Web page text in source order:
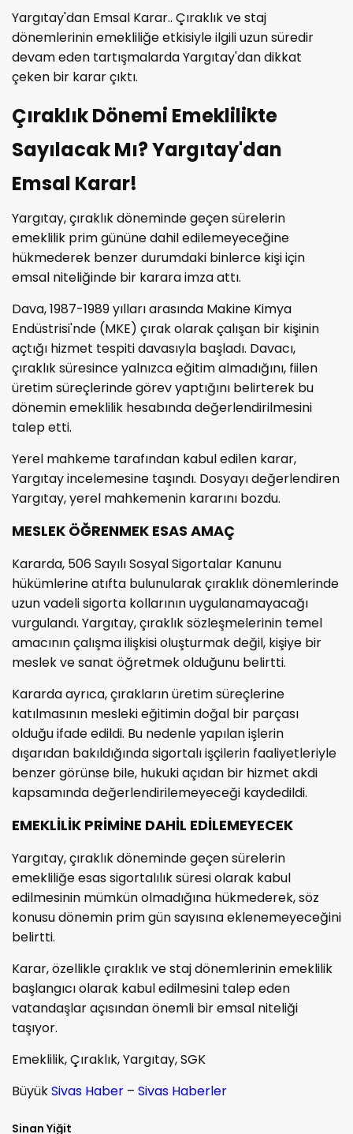
Yargıtay'dan Emsal Karar.. Çıraklık ve staj
dönemlerinin emekliliğe etkisiyle ilgili uzun süredir
devam eden tartışmalarda Yargıtay'dan dikkat
çeken bir karar çıktı.
Çıraklık Dönemi Emeklilikte
Sayılacak Mı? Yargıtay'dan
Emsal Karar!
Yargıtay, çıraklık döneminde geçen sürelerin
emeklilik prim gününe dahil edilemeyeceğine
hükmederek benzer durumdaki binlerce kişi için
emsal niteliğinde bir karara imza attı.
Dava, 1987-1989 yılları arasında Makine Kimya
Endüstrisi'nde (MKE) çırak olarak çalışan bir kişinin
açtığı hizmet tespiti davasıyla başladı. Davacı,
çıraklık süresince yalnızca eğitim almadığını, fiilen
üretim süreçlerinde görev yaptığını belirterek bu
dönemin emeklilik hesabında değerlendirilmesini
talep etti.
Yerel mahkeme tarafından kabul edilen karar,
Yargıtay incelemesine taşındı. Dosyayı değerlendiren
Yargıtay, yerel mahkemenin kararını bozdu.
MESLEK ÖĞRENMEK ESAS AMAÇ
Kararda, 506 Sayılı Sosyal Sigortalar Kanunu
hükümlerine atıfta bulunularak çıraklık dönemlerinde
uzun vadeli sigorta kollarının uygulanamayacağı
vurgulandı. Yargıtay, çıraklık sözleşmelerinin temel
amacının çalışma ilişkisi oluşturmak değil, kişiye bir
meslek ve sanat öğretmek olduğunu belirtti.
Kararda ayrıca, çırakların üretim süreçlerine
katılmasının mesleki eğitimin doğal bir parçası
olduğu ifade edildi. Bu nedenle yapılan işlerin
dışarıdan bakıldığında sigortalı işçilerin faaliyetleriyle
benzer görünse bile, hukuki açıdan bir hizmet akdi
kapsamında değerlendirilemeyeceği kaydedildi.
EMEKLİLİK PRİMİNE DAHİL EDİLEMEYECEK
Yargıtay, çıraklık döneminde geçen sürelerin
emekliliğe esas sigortalılık süresi olarak kabul
edilmesinin mümkün olmadığına hükmederek, söz
konusu dönemin prim gün sayısına eklenemeyeceğini
belirtti.
Karar, özellikle çıraklık ve staj dönemlerinin emeklilik
başlangıcı olarak kabul edilmesini talep eden
vatandaşlar açısından önemli bir emsal niteliği
taşıyor.
Emeklilik, Çıraklık, Yargıtay, SGK
BüyükSivas Haber – Sivas Haberler
Sinan Yiğit